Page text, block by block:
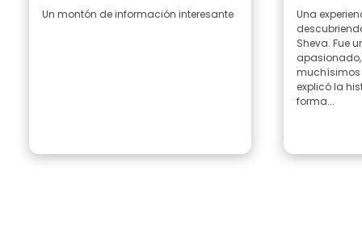
Un montón de información interesante
Una
Sheva. Fue
muchísimos
explicó la
forma...